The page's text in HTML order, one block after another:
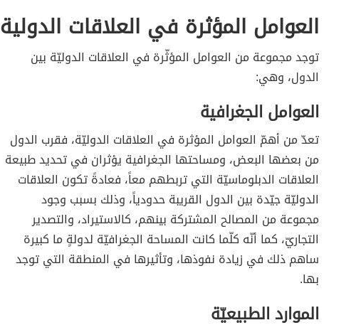
العوامل المؤثرة في العلاقات الدولية
توجد مجموعة من العوامل المؤثّرة في العلاقات الدوليّة بين
الدول، وهي:
العوامل الجغرافية
تعدّ من أهمّ العوامل المؤثرة في العلاقات الدوليّة، فقرب الدول
من بعضها البعض، ومساحتها الجغرافية يؤثران في تحديد طبيعة
العلاقات الدبلوماسيّة التي تربطهم معاً، فعادةً تكون العلاقات
الدوليّة جيّدة بين الدول القريبة حدودياً، وذلك بسبب وجود
مجموعة من المصالح المشتركة بينهم، كالاستيراد، والتصدير
التجاريّ، كما أنّه كلّما كانت المساحة الجغرافيّة لدولةٍ ما كبيرة
ساهم ذلك في زيادة نفوذها، وتأثيرها في المنطقة التي توجد
بها.
الموارد الطبيعيّة